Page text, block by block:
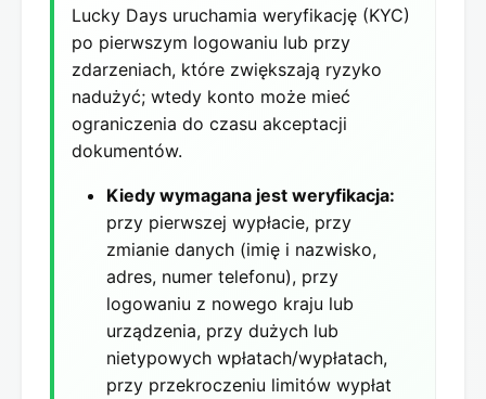
Lucky Days uruchamia weryfikację (KYC)
po pierwszym logowaniu lub przy
zdarzeniach, które zwiększają ryzyko
nadużyć; wtedy konto może mieć
ograniczenia do czasu akceptacji
dokumentów.
Kiedy wymagana jest weryfikacja:
przy pierwszej wypłacie, przy
zmianie danych (imię i nazwisko,
adres, numer telefonu), przy
logowaniu z nowego kraju lub
urządzenia, przy dużych lub
nietypowych wpłatach/wypłatach,
przy przekroczeniu limitów wypłat